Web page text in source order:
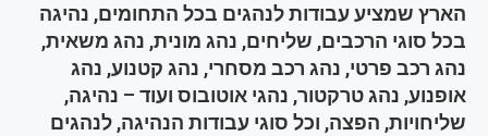
הארץ שמציע עבודות לנהגים בכל התחומים, נהיגה
בכל סוגי הרכבים, שליחים, נהג מונית, נהג משאית,
נהג רכב פרטי, נהג רכב מסחרי, נהג קטנוע, נהג
אופנוע, נהג טרקטור, נהגי אוטובוס ועוד – נהיגה,
שליחויות, הפצה, וכל סוגי עבודות הנהיגה, לנהגים